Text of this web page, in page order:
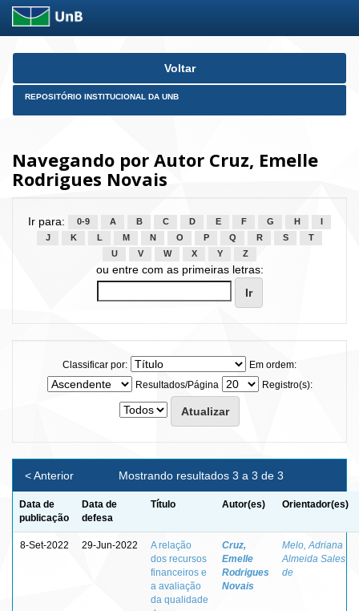
Skip
Voltar
REPOSITÓRIO INSTITUCIONAL DA UNB
Navegando por Autor Cruz, Emelle
Rodrigues Novais
Ir para: 0-9 A B C D E F G H
J
K L M N O P Q R S
T
U
V W X Y Z
ou entre com as primeiras letras:
Classificar por:
Em ordem:
Resultados/Página
Registro(s):
Mostrando resultados 3 a 3 de 3
< Anterior
Data de
publicação
Data de
defesa
Título Autor(es) Orientador(es)
8-Set-2022 29-Jun-2022
A relação
dos recursos
financeiros e
a avaliação
da qualidade
Cruz,
Emelle
Rodrigues
Novais
Melo, Adriana
Almeida Sales
de